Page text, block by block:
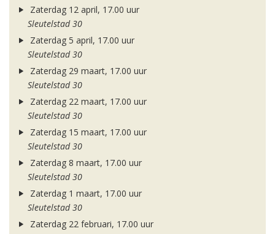
Zaterdag 12 april, 17.00 uur
Sleutelstad 30
Zaterdag 5 april, 17.00 uur
Sleutelstad 30
Zaterdag 29 maart, 17.00 uur
Sleutelstad 30
Zaterdag 22 maart, 17.00 uur
Sleutelstad 30
Zaterdag 15 maart, 17.00 uur
Sleutelstad 30
Zaterdag 8 maart, 17.00 uur
Sleutelstad 30
Zaterdag 1 maart, 17.00 uur
Sleutelstad 30
Zaterdag 22 februari, 17.00 uur